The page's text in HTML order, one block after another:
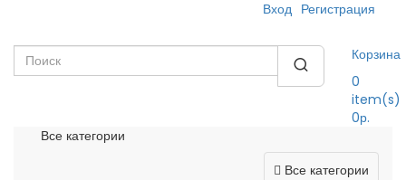
Вход Регистрация
Корзина
0
item(s)
0р.
Все категории
Все категории